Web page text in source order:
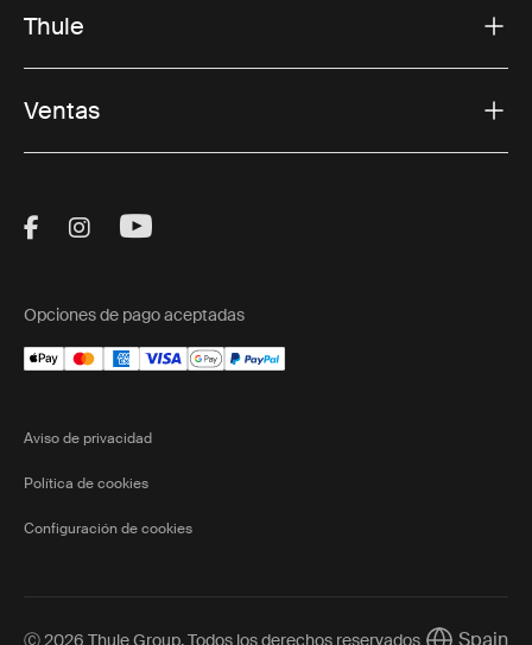
Thule
Ventas
Visit Thule on Facebook (external link)
Visit Thule on Instagram (external link)
Visit Thule on Youtube (external
Opciones de pago aceptadas
Aviso de privacidad
Política de cookies
Configuración de cookies
Ⓒ 2026 Thule Group. Todos los derechos reservados